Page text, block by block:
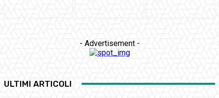
- Advertisement -
ULTIMI ARTICOLI